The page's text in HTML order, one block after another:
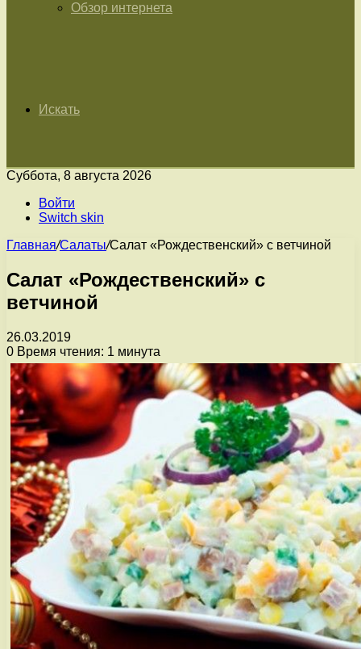
Обзор интернета
Искать
Суббота, 8 августа 2026
Войти
Switch skin
Главная/Салаты/Салат «Рождественский» с ветчиной
Салат «Рождественский» с
ветчиной
26.03.2019
0 Время чтения: 1 минута